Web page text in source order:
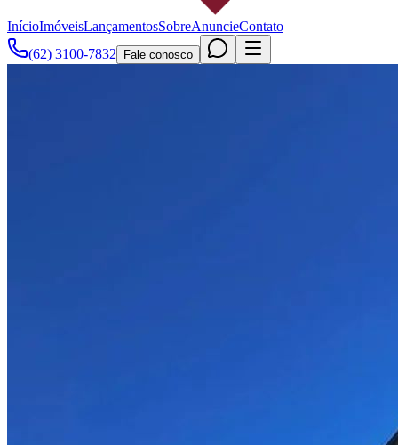
InícioImóveisLançamentosSobreAnuncieContato
(62) 3100-7832
Fale conosco